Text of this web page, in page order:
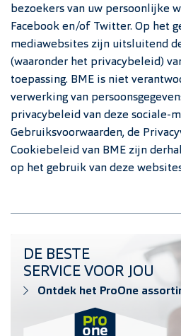
bezoekers van uw persoonlijke
Facebook en/of Twitter. Op het
mediawebsites zijn uitsluitend
(waaronder het privacybeleid)
toepassing. BME is niet
verwerking van
privacybeleid van deze sociale-
Gebruiksvoorwaarden, de
Cookiebeleid van BME zijn
op het gebruik van deze
Ontdek het ProOne assortiment
DE BESTE
SERVICE VOOR JOU
Ontdek het ProOne